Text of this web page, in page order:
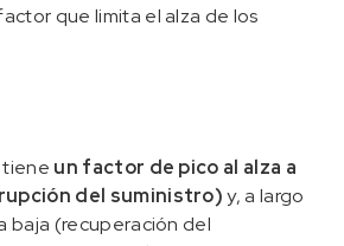
que limita el alza de los
tiene un factor de pico al alza a
del suministro)y, a largo
baja (recuperación del